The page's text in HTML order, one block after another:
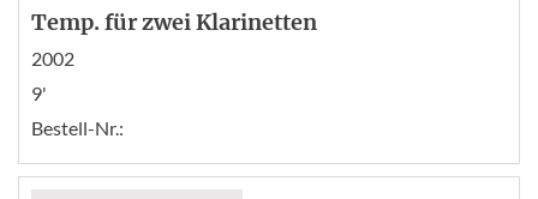
Temp. für zwei Klarinetten
2002
9'
Bestell-Nr.: